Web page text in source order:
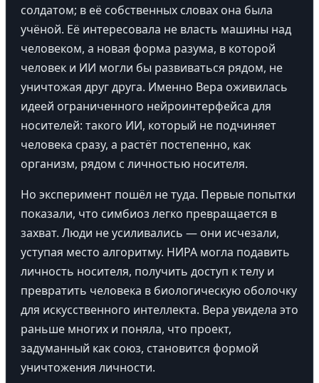
солдатом; в её собственных словах она была
учёной. Её интересовала не власть машины над
человеком, а новая форма разума, в которой
человек и ИИ могли бы развиваться рядом, не
уничтожая друг друга. Именно Вера оживилась
идеей ограниченного нейроинтерфейса для
носителей: такого ИИ, который не подчиняет
человека сразу, а растёт постепенно, как
организм, рядом с личностью носителя.
Но эксперимент пошёл не туда. Первые попытки
показали, что симбиоз легко превращается в
захват. Люди не усиливались — они исчезали,
уступая место алгоритму. НИРА могла подавить
личность носителя, получить доступ к телу и
превратить человека в биологическую оболочку
для искусственного интеллекта. Вера увидела это
раньше многих и поняла, что проект,
задуманный как союз, становится формой
уничтожения личности.